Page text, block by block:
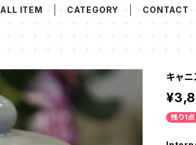
ALL ITEM CATEGORY CONTACT
キャ
残り1点